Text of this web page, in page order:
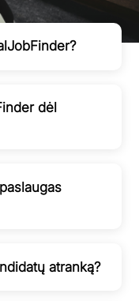
dėl
atranką?